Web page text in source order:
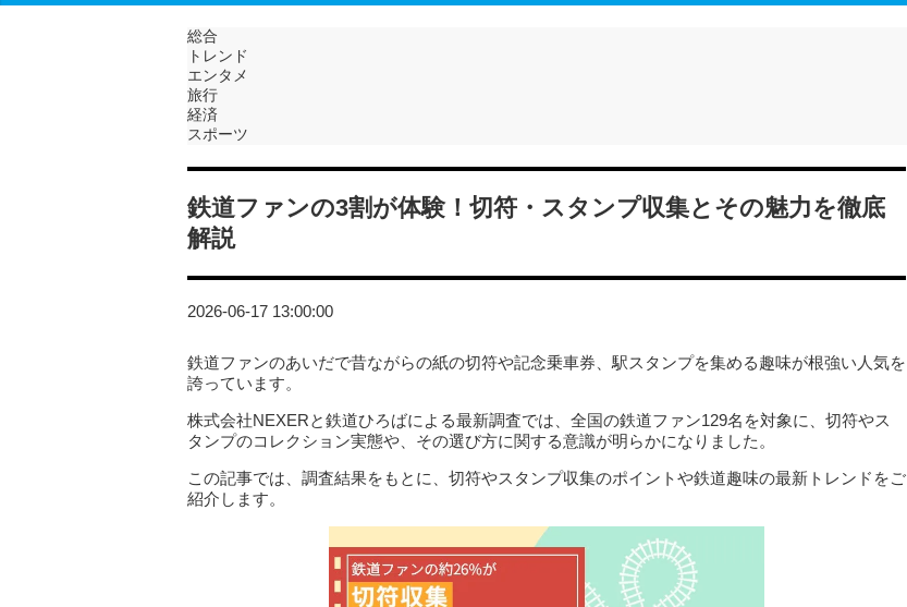
総合
トレンド
エンタメ
旅行
経済
スポーツ
鉄道ファンの3割が体験！切符・スタンプ収集とその魅力を徹底
解説
2026-06-17 13:00:00
鉄道ファンのあいだで昔ながらの紙の切符や記念乗車券、駅スタンプを集める趣味が根強い人気を
誇っています。
株式会社NEXERと鉄道ひろばによる最新調査では、全国の鉄道ファン129名を対象に、切符やス
タンプのコレクション実態や、その選び方に関する意識が明らかになりました。
この記事では、調査結果をもとに、切符やスタンプ収集のポイントや鉄道趣味の最新トレンドをご
紹介します。